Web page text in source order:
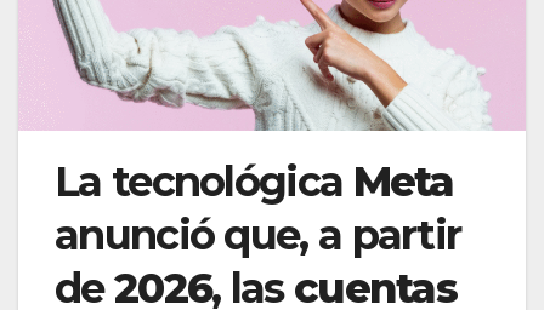
La tecnológica Meta
anunció que, a partir
de2026, lascuentas